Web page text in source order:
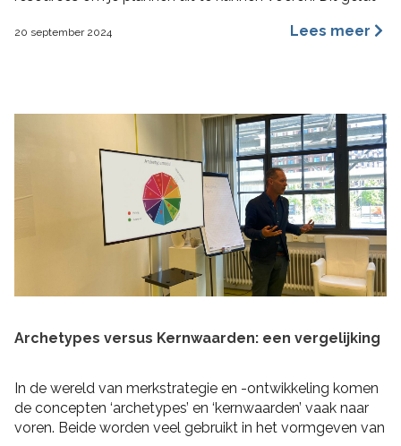
kunnen zijn en efficiëntie cruciaal is. In deze blogpost 4
intern maken dat je dit gaat waarmaken!
20 september 2024 Lees meer
Archetypes versus Kernwaarden: een vergelijking
In de wereld van merkstrategie en -ontwikkeling komen
de concepten ‘archetypes’ en ‘kernwaarden’ vaak naar
voren. Beide worden veel gebruikt in het vormgeven van